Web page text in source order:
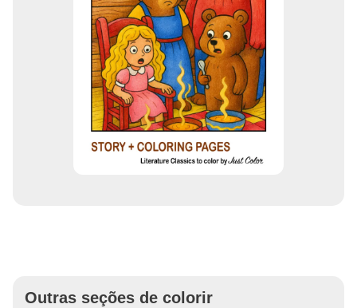
Outras seções de colorir